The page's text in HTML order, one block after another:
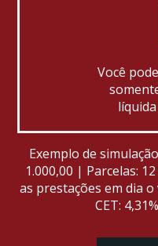
Você
Exemplo de
1.000,00 | Parcelas:
as prestações em dia
CET: